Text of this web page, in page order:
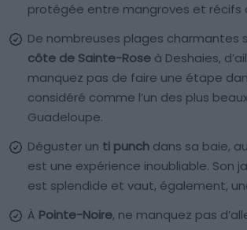
protégée entre mangroves et récifs
De nombreuses plages charmantes
côte de Sainte-Rose à Deshaies,
manquez pas de faire une étape
considéré comme l’un des plus
Guadeloupe.
Déguster un ti punch dans sa baie,
est une expérience inoubliable. Son
est splendide et vaut, également,
À Pointe-Noire, ne manquez pas